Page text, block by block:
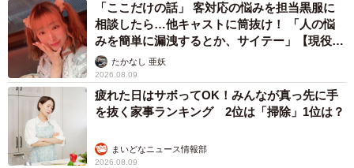
「ここだけの話」 客対応の悩みを担当黒服に
相談したら…他キャストに筒抜け！ 「人の悩
みを簡単に漏洩するとか、サイテー」【現役キ
ャストに取材】
たかなし 亜妖
2026.08.09
疲れた日はサボってOK！みんなが真っ先に手
を抜く家事ランキング 2位は「掃除」1位は？
まいどなニュース情報部
2026.08.09